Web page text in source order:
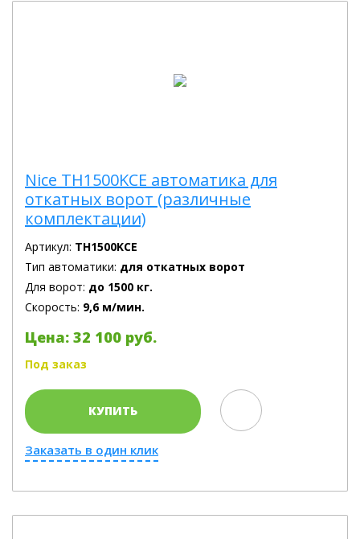
Nice TH1500KCE автоматика для
откатных ворот (различные
комплектации)
Артикул: TH1500KCE
Тип автоматики: для откатных ворот
Для ворот: до 1500 кг.
Скорость: 9,6 м/мин.
Цена: 32 100 руб.
Под заказ
КУПИТЬ
Заказать в один клик